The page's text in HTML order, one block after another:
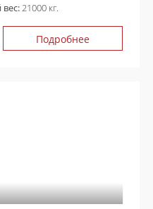
21000 кг.
Подробнее